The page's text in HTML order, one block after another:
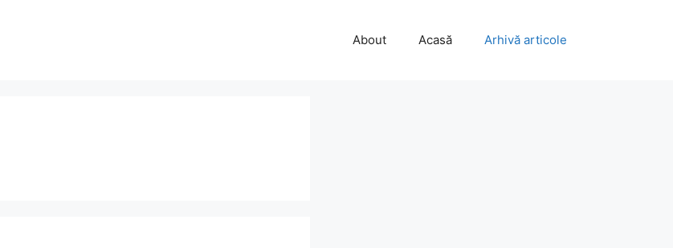
About Acasă Arhivă articole